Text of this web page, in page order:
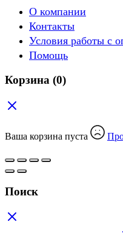
О компании
Контакты
Условия работы с
Помощь
Корзина (0)
Ваша корзина пуста
Поиск